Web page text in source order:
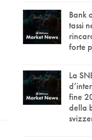
Bank
tassi
forte
La
fine
della